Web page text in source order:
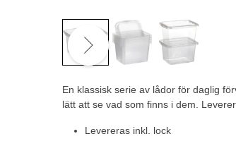
En klassisk serie av lådor för daglig
lätt att se vad som finns i dem.
Levereras inkl. lock